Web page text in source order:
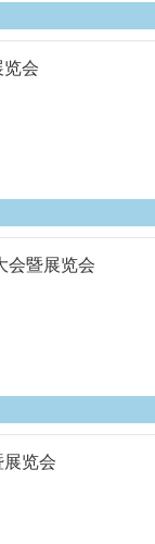
览会
会暨展览会
展览会